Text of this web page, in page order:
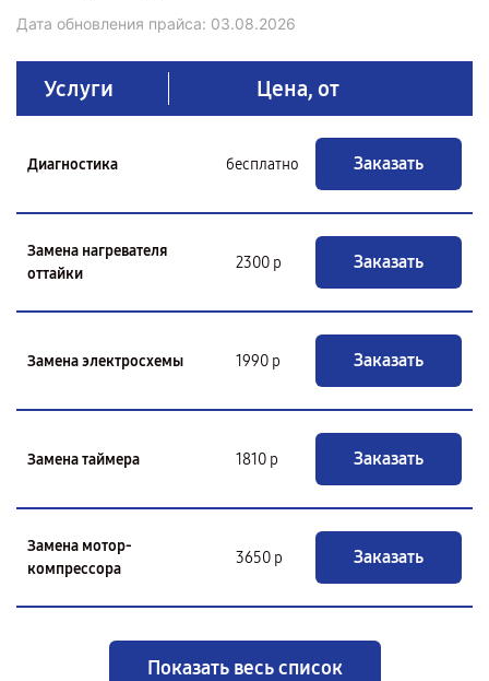
Дата обновления прайса: 03.08.2026
Услуги Цена, от
Диагностика бесплатно Заказать
Замена нагревателя
оттайки
2300 р Заказать
Замена электросхемы 1990 р Заказать
Замена таймера 1810 р Заказать
Замена мотор-
компрессора
3650 р Заказать
Показать весь список